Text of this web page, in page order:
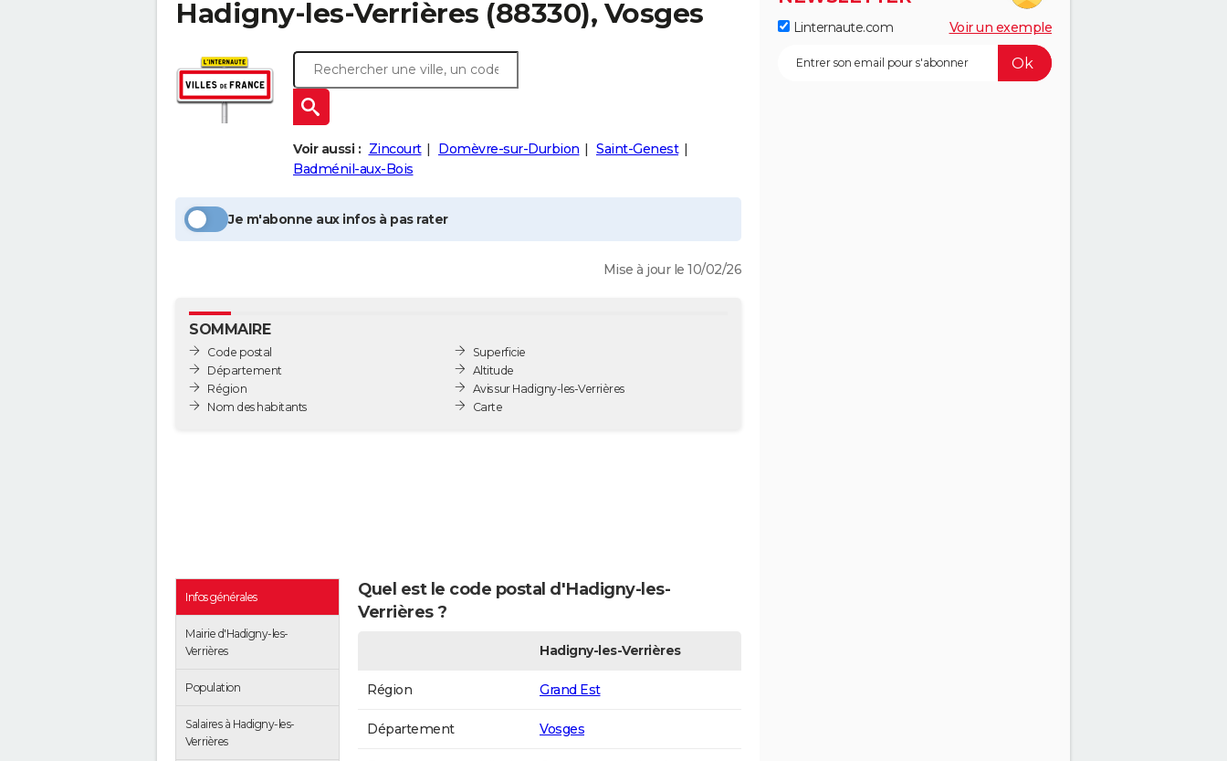
Hadigny-les-Verrières (88330), Vosges
Voir aussi : Zincourt Domèvre-sur-Durbion
Saint-Genest
Badménil-aux-Bois
Je m'abonne aux infos à pas rater
Mise à jour le 10/02/26
SOMMAIRE
Code postal
Département
Région
Nom des habitants
Superficie
Altitude
Avis sur Hadigny-les-Verrières
Carte
Infos générales
Mairie d'Hadigny-les-
Verrières
Population
Salaires à Hadigny-les-
Verrières
Quel est le code postal d'Hadigny-les-
Verrières ?
Hadigny-les-Verrières
Région Grand Est
Département Vosges
Linternaute.com Voir un exemple